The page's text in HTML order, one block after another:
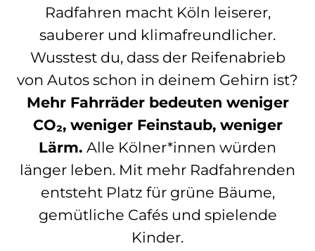
Radfahren macht Köln leiserer,
sauberer und klimafreundlicher.
Wusstest du, dass der Reifenabrieb
von Autos schon in deinem Gehirn ist?
Mehr Fahrräder bedeuten weniger
CO₂, weniger Feinstaub, weniger
Lärm. Alle Kölner*innen würden
länger leben. Mit mehr Radfahrenden
entsteht Platz für grüne Bäume,
gemütliche Cafés und spielende
Kinder.